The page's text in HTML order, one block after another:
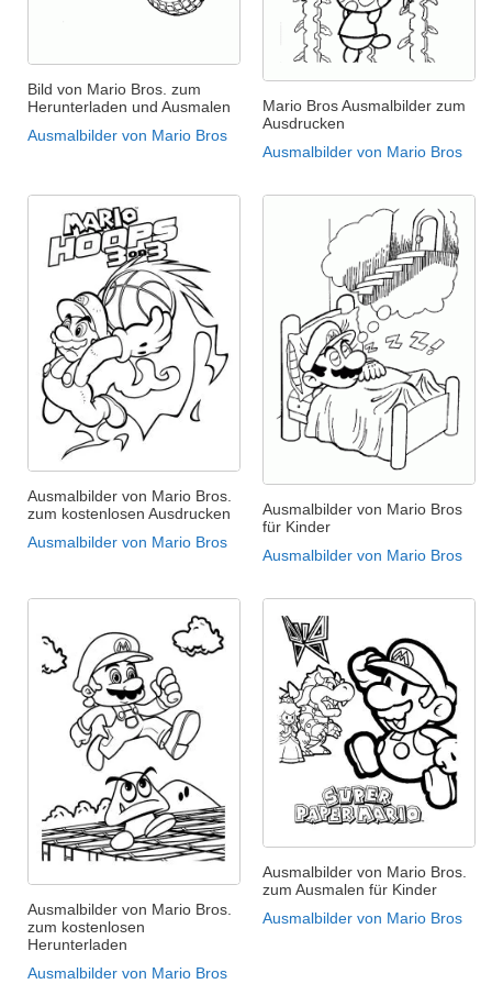
Bild von Mario Bros. zum
Herunterladen und Ausmalen
Ausmalbilder von Mario Bros
Mario Bros Ausmalbilder zum
Ausdrucken
Ausmalbilder von Mario Bros
Ausmalbilder von Mario Bros.
zum kostenlosen Ausdrucken
Ausmalbilder von Mario Bros
Ausmalbilder von Mario Bros
für Kinder
Ausmalbilder von Mario Bros
Ausmalbilder von Mario Bros.
zum kostenlosen
Herunterladen
Ausmalbilder von Mario Bros
Ausmalbilder von Mario Bros.
zum Ausmalen für Kinder
Ausmalbilder von Mario Bros